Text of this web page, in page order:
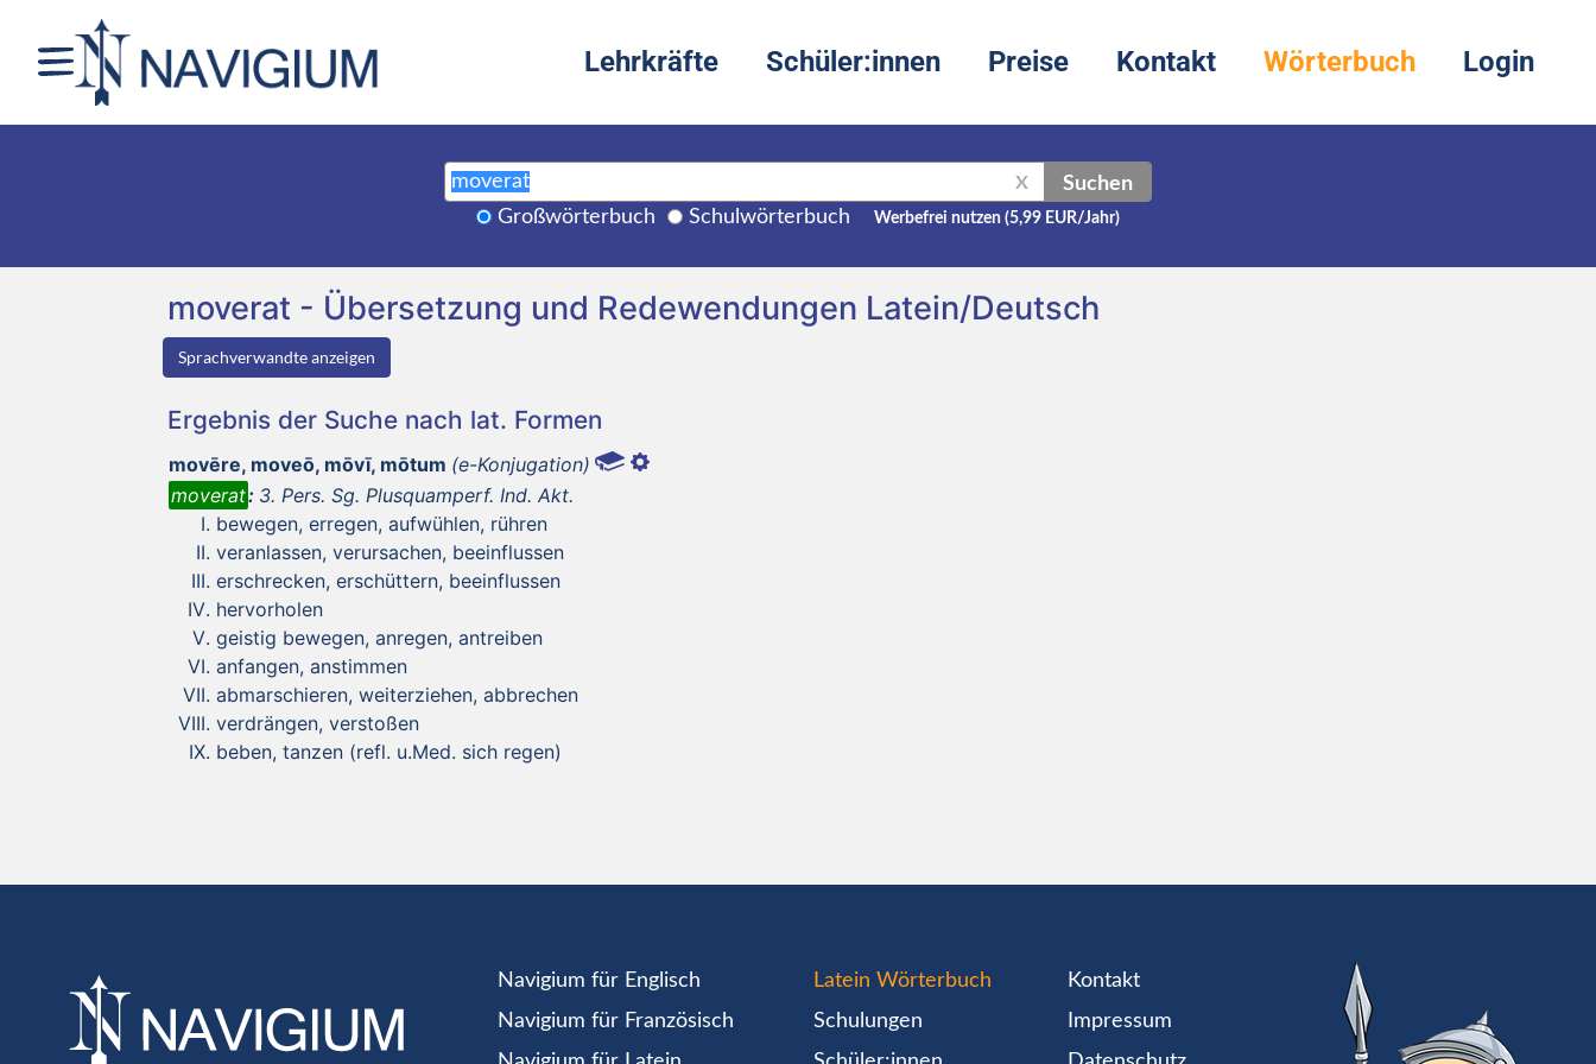
Lehrkräfte Schüler:innen Preise Kontakt Wörterbuch Login
X Suchen
Großwörterbuch Schulwörterbuch Werbefrei nutzen (5,99 EUR/Jahr)
moverat - Übersetzung und Redewendungen Latein/Deutsch
Sprachverwandte anzeigen
Ergebnis der Suche nach lat. Formen
movēre, moveō, mōvī, mōtum (e-Konjugation)
moverat: 3. Pers. Sg. Plusquamperf. Ind. Akt.
bewegen, erregen, aufwühlen, rühren
veranlassen, verursachen, beeinflussen
erschrecken, erschüttern, beeinflussen
hervorholen
geistig bewegen, anregen, antreiben
anfangen, anstimmen
abmarschieren, weiterziehen, abbrechen
verdrängen, verstoßen
beben, tanzen (refl. u.Med. sich regen)
Navigium für Englisch
Navigium für Französisch
Latein Wörterbuch
Schulungen
Kontakt
Impressum